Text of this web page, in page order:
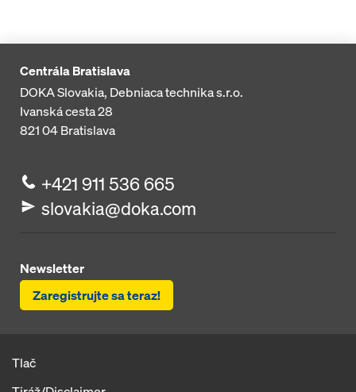
Centrála Bratislava
DOKA Slovakia, Debniaca technika s.r.o.
Ivanská cesta 28
821 04Bratislava
+421 911 536 665
slovakia@doka.com
Newsletter
Zaregistrujte sa teraz!
Tlač